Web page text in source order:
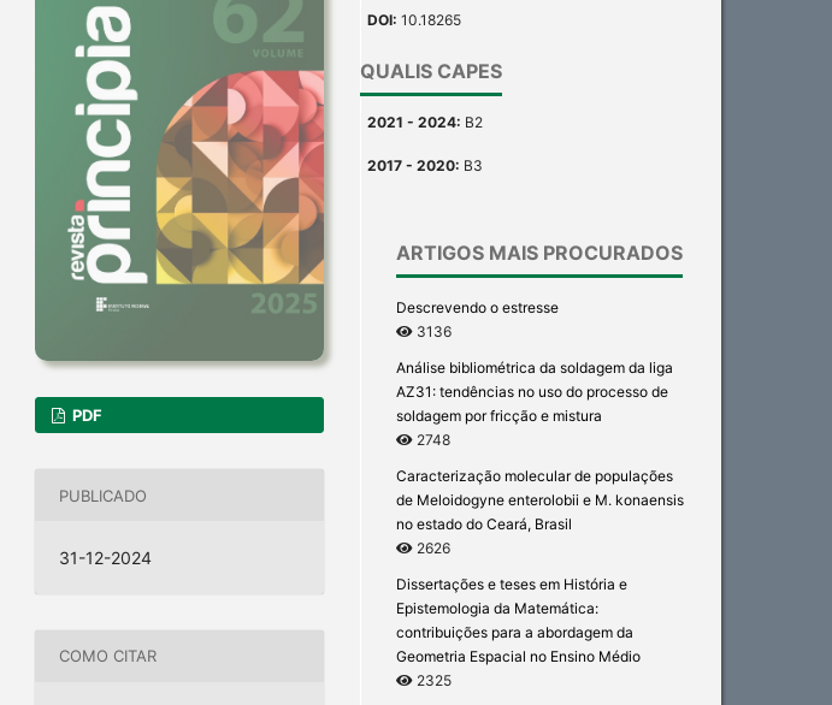
PDF
PUBLICADO
31-12-2024
COMO CITAR
DOI: 10.18265
QUALIS CAPES
2021 - 2024: B2
2017 - 2020: B3
ARTIGOS MAIS PROCURADOS
Descrevendo o estresse
3136
Análise bibliométrica da soldagem da liga
AZ31: tendências no uso do processo de
soldagem por fricção e mistura
2748
Caracterização molecular de populações
de Meloidogyne enterolobii e M. konaensis
no estado do Ceará, Brasil
2626
Dissertações e teses em História e
Epistemologia da Matemática:
contribuições para a abordagem da
Geometria Espacial no Ensino Médio
2325